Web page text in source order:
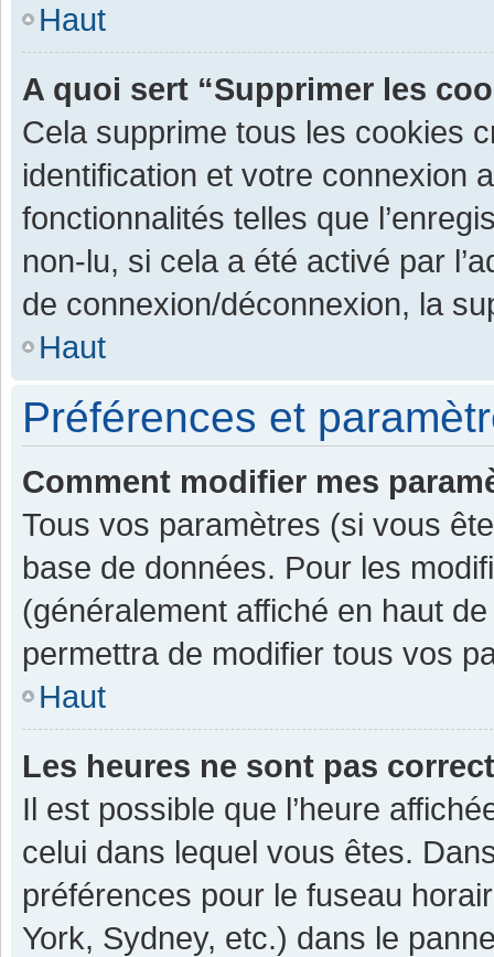
Haut
A quoi sert “Supprimer les
Cela supprime tous les cookies
identification et votre connexion
fonctionnalités telles que
non-lu, si cela a été activé par
de connexion/déconnexion, la
Haut
Préférences et
Comment modifier mes
Tous vos paramètres (si vous
base de données. Pour les
(généralement affiché en haut
permettra de modifier tous vos
Haut
Les heures ne sont pas
Il est possible que l’heure
celui dans lequel vous êtes.
préférences pour le fuseau
York, Sydney, etc.) dans le